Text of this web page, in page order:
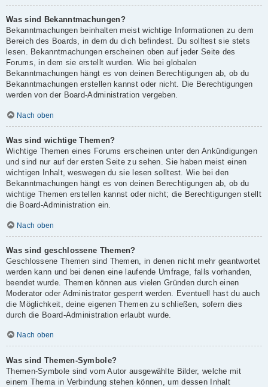
Was sind Bekanntmachungen?
Bekanntmachungen beinhalten meist wichtige Informationen zu dem
Bereich des Boards, in dem du dich befindest. Du solltest sie stets
lesen. Bekanntmachungen erscheinen oben auf jeder Seite des
Forums, in dem sie erstellt wurden. Wie bei globalen
Bekanntmachungen hängt es von deinen Berechtigungen ab, ob du
Bekanntmachungen erstellen kannst oder nicht. Die Berechtigungen
werden von der Board-Administration vergeben.
Nach oben
Was sind wichtige Themen?
Wichtige Themen eines Forums erscheinen unter den Ankündigungen
und sind nur auf der ersten Seite zu sehen. Sie haben meist einen
wichtigen Inhalt, weswegen du sie lesen solltest. Wie bei den
Bekanntmachungen hängt es von deinen Berechtigungen ab, ob du
wichtige Themen erstellen kannst oder nicht; die Berechtigungen stellt
die Board-Administration ein.
Nach oben
Was sind geschlossene Themen?
Geschlossene Themen sind Themen, in denen nicht mehr geantwortet
werden kann und bei denen eine laufende Umfrage, falls vorhanden,
beendet wurde. Themen können aus vielen Gründen durch einen
Moderator oder Administrator gesperrt werden. Eventuell hast du auch
die Möglichkeit, deine eigenen Themen zu schließen, sofern dies
durch die Board-Administration erlaubt wurde.
Nach oben
Was sind Themen-Symbole?
Themen-Symbole sind vom Autor ausgewählte Bilder, welche mit
einem Thema in Verbindung stehen können, um dessen Inhalt